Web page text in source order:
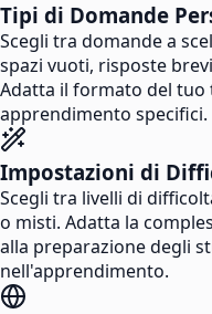
Tipi di Domande
Scegli tra domande a
spazi vuoti, risposte
Adatta il formato del
apprendimento specifici.
Impostazioni di
Scegli tra livelli di
o misti. Adatta la
alla preparazione degli
nell'apprendimento.